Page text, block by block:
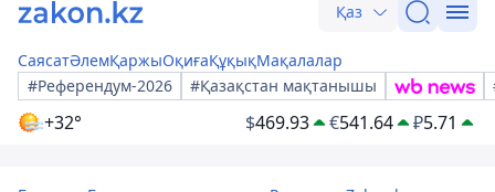
Қаз
СаясатӘлемҚаржыОқиғаҚұқықМақалалар
#Референдум-2026
#Қазақстан мақтанышы
+32° $469.93 €541.64 ₽5.71